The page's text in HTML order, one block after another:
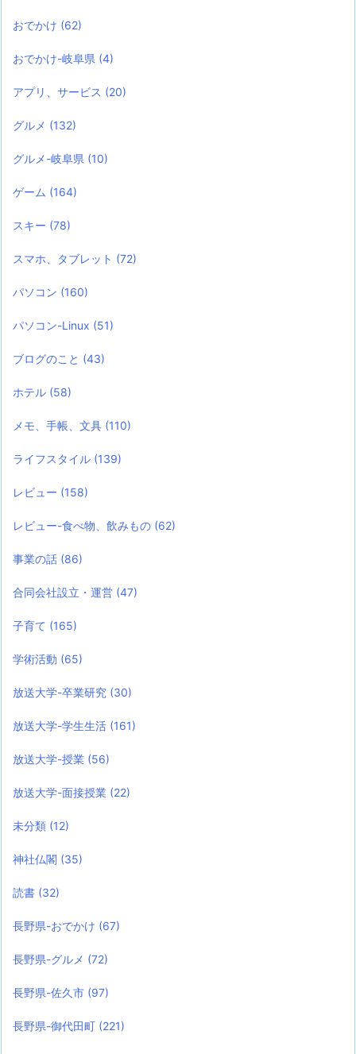
おでかけ (62)
おでかけ-岐阜県 (4)
アプリ、サービス (20)
グルメ (132)
グルメ-岐阜県 (10)
ゲーム (164)
スキー (78)
スマホ、タブレット (72)
パソコン (160)
パソコン-Linux (51)
ブログのこと (43)
ホテル (58)
メモ、手帳、文具 (110)
ライフスタイル (139)
レビュー (158)
レビュー-食べ物、飲みもの (62)
事業の話 (86)
合同会社設立・運営 (47)
子育て (165)
学術活動 (65)
放送大学-卒業研究 (30)
放送大学-学生生活 (161)
放送大学-授業 (56)
放送大学-面接授業 (22)
未分類 (12)
神社仏閣 (35)
読書 (32)
長野県-おでかけ (67)
長野県-グルメ (72)
長野県-佐久市 (97)
長野県-御代田町 (221)